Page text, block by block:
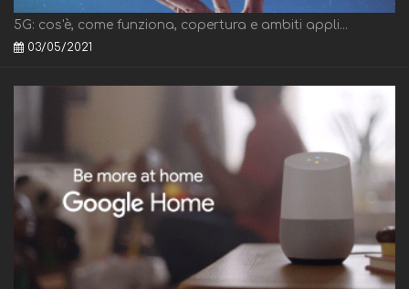
5G: cos'è, come funziona, copertura e ambiti appli...
03/05/2021